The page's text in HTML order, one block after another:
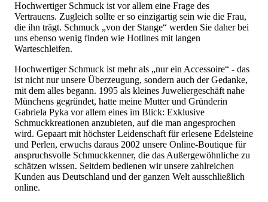
Hochwertiger Schmuck ist vor allem eine Frage des
Vertrauens. Zugleich sollte er so einzigartig sein wie die Frau,
die ihn trägt. Schmuck „von der Stange“ werden Sie daher bei
uns ebenso wenig finden wie Hotlines mit langen
Warteschleifen.
Hochwertiger Schmuck ist mehr als „nur ein Accessoire“ - das
ist nicht nur unsere Überzeugung, sondern auch der Gedanke,
mit dem alles begann. 1995 als kleines Juweliergeschäft nahe
Münchens gegründet, hatte meine Mutter und Gründerin
Gabriela Pyka vor allem eines im Blick: Exklusive
Schmuckkreationen anzubieten, auf die man angesprochen
wird. Gepaart mit höchster Leidenschaft für erlesene Edelsteine
und Perlen, erwuchs daraus 2002 unsere Online-Boutique für
anspruchsvolle Schmuckkenner, die das Außergewöhnliche zu
schätzen wissen. Seitdem bedienen wir unsere zahlreichen
Kunden aus Deutschland und der ganzen Welt ausschließlich
online.